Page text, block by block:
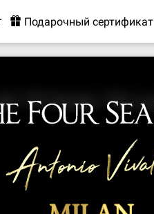
Подарочный сертификат